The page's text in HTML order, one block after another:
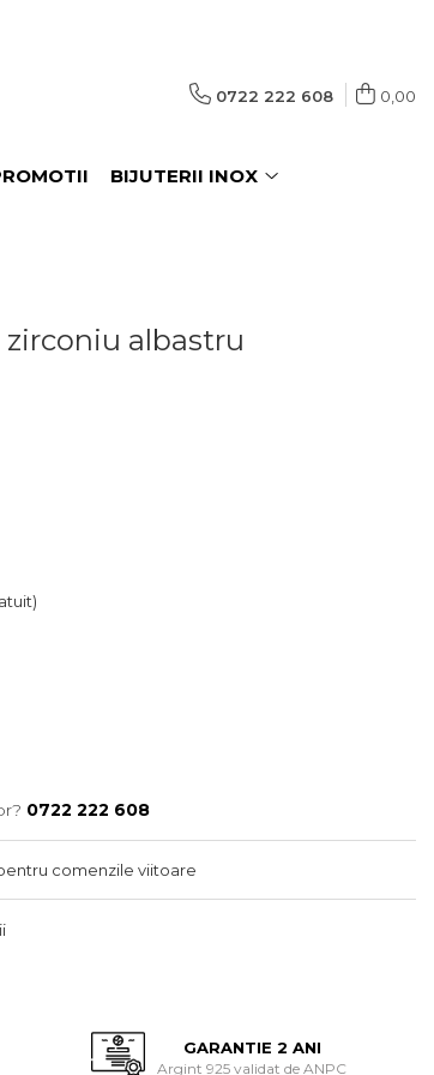
0722 222 608 0,00
BIJUTERII INOX
albastru
0722 222 608
comenzile viitoare
GARANTIE 2 ANI
Argint 925 validat de ANPC